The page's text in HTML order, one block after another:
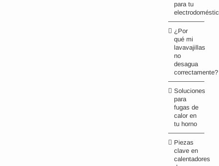
para tu
¿Por
qué mi
lavavajillas
no
desagua
correctamente?
Soluciones
para
fugas de
calor en
tu horno
Piezas
clave en
calentadores